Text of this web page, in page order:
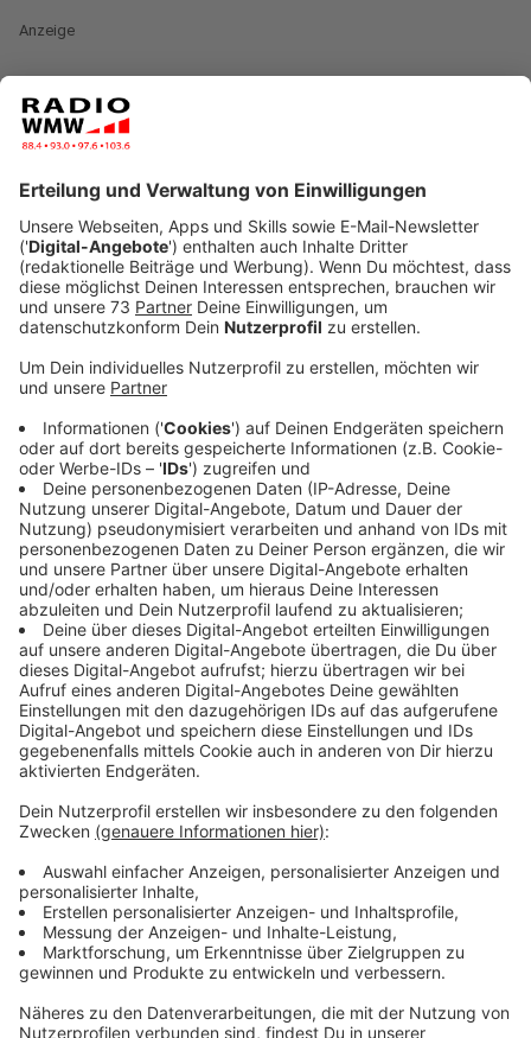
Anzeige
Für Mieter ändert sich mal wieder was. Es gibt ein
neues Gesetz, das das Kabelfernsehen betrifft. Ab 1.
die Nebenkosten abgerechnet werden. Heißt:
Kabelnetzanbieter machen die Verträge nicht mehr
mit Vermietern oder einer Hausverwaltung, sondern
direkt mit Mietern. Fernseher werden von heute auf
morgen plötzlich nicht schwarz sein, so viel ist sicher.
Das sagt Nico Jurran vom
Fachmagazin c’t
"Üblicherweise bekommen jetzt die Vermieter von den
Kabel-TV-Anbietern Kündigungen. Dementsprechend
müssen auch die Vermieter sehen, wie sie weiter
vorgehen. Es gibt Vermieter, die das übernehmen. In
der Regel ist es so, dass Vermieter ihre Mieterinnen
und Mieter aufforden, sich selbst um die Verträge mit
den Kabel-TV-Anbietern zu kümmern". Dass man bei
Kabelanschluss und -vertrag bleiben muss, ist
ebenfalls auch nicht richtig. Schließlich könnten
Mieterinnen und Mieter nun bequem zu
Streamingdiensten wechseln.
Anzeige
Anzeige
Sollten sich Mieterinnen und Mieter dazu entschieden
haben, einen eigenen Kabelvertrag mit einem Anbieter
aufzusetzen, ist mit Mehrkosten zu rechnen. Etwa
draufkommen. Davon geht dieVerbraucherzentrale